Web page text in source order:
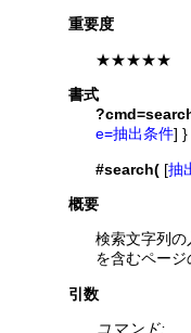
重要度
★★★★★
書式
e=抽出条件] }
#search( [抽
概要
検索文字列の
を含むページ
引数
コマンド: